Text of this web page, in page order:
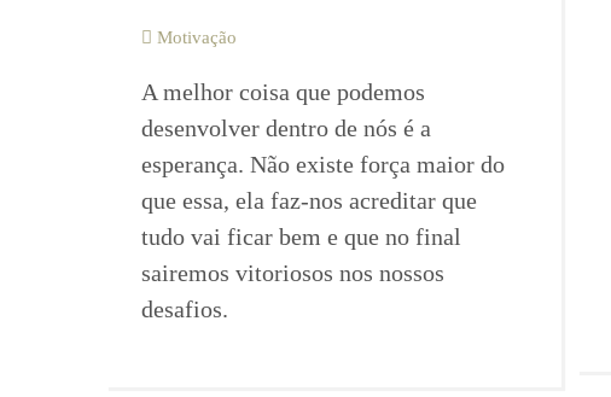
Motivação
A melhor coisa que podemos
desenvolver dentro de nós é a
esperança. Não existe força maior do
que essa, ela faz-nos acreditar que
tudo vai ficar bem e que no final
sairemos vitoriosos nos nossos
desafios.